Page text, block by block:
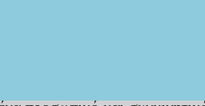
με το χειροποίητο
τη ζεστασιά